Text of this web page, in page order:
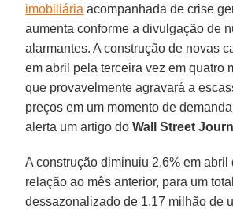
imobiliária acompanhada de crise
aumenta conforme a divulgação de
alarmantes. A construção de novas
em abril pela terceira vez em quatro
que provavelmente agravará a
preços em um momento de
alerta um artigo doWall Street
A construção diminuiu 2,6% em abril
relação ao mês anterior, para um total
dessazonalizado de 1,17 milhão de